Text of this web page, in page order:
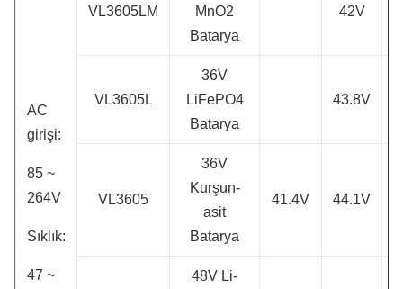
AC
girişi:
85 ~
264V
Sıklık:
47 ~
VL3605LM
MnO2
Batarya
42V
VL3605L
36V
LiFePO4
Batarya
43.8V
VL3605
36V
Kurşun-
asit
Batarya
41.4V 44.1V
48V Li-